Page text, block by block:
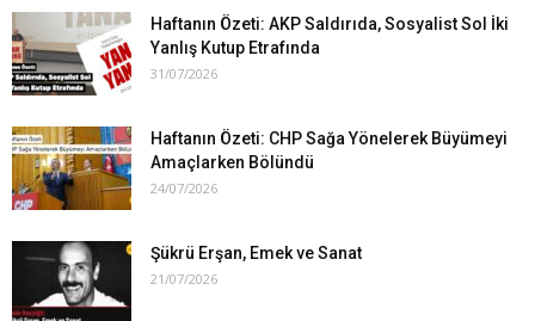
Haftanın Özeti: AKP Saldırıda, Sosyalist Sol İki
Yanlış Kutup Etrafında
31/07/2026
Haftanın Özeti: CHP Sağa Yönelerek Büyümeyi
Amaçlarken Bölündü
24/07/2026
Şükrü Erşan, Emek ve Sanat
21/07/2026